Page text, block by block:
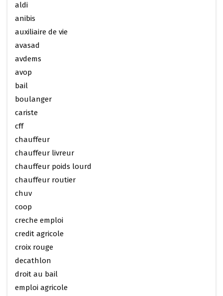
aldi
anibis
auxiliaire de vie
avasad
avdems
avop
bail
boulanger
cariste
cff
chauffeur
chauffeur livreur
chauffeur poids lourd
chauffeur routier
chuv
coop
creche emploi
credit agricole
croix rouge
decathlon
droit au bail
emploi agricole